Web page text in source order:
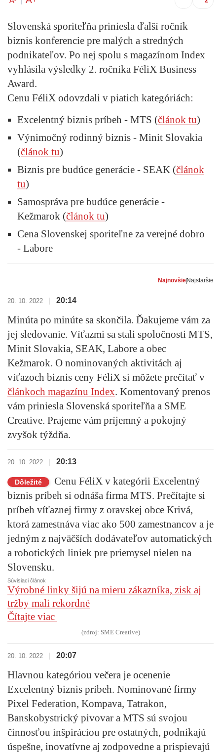
Slovenská sporiteľňa priniesla ďalší ročník
biznis konferencie pre malých a stredných
podnikateľov. Po nej spolu s magazínom Index
vyhlásila výsledky 2. ročníka FéliX Business
Award.
Cenu FéliX odovzdali v piatich kategóriách:
Excelentný biznis príbeh - MTS (článok tu)
Výnimočný rodinný biznis - Minit Slovakia
(článok tu)
Biznis pre budúce generácie - SEAK (článok
tu)
Samospráva pre budúce generácie -
Kežmarok (článok tu)
Cena Slovenskej sporiteľne za verejné dobro
- Labore
Najnovšie Najstaršie
20. 10. 2022 20:14
Minúta po minúte sa skončila. Ďakujeme vám za
jej sledovanie. Víťazmi sa stali spoločnosti MTS,
Minit Slovakia, SEAK, Labore a obec
Kežmarok. O nominovaných aktivitách aj
víťazoch biznis ceny FéliX si môžete prečítať v
článkoch magazínu Index. Komentovaný prenos
vám priniesla Slovenská sporiteľňa a SME
Creative. Prajeme vám príjemný a pokojný
zvyšok týždňa.
20. 10. 2022 20:13
Dôležité
Cenu FéliX v kategórii Excelentný
biznis príbeh si odnáša firma MTS. Prečítajte si
príbeh víťaznej firmy z oravskej obce Krivá,
ktorá zamestnáva viac ako 500 zamestnancov a je
jedným z najväčších dodávateľov automatických
a robotických liniek pre priemysel nielen na
Slovensku.
Súvisiaci článok
Výrobné linky šijú na mieru zákazníka, zisk aj
tržby mali rekordné
Čítajte viac
(zdroj: SME Creative)
20. 10. 2022 20:07
Hlavnou kategóriou večera je ocenenie
Excelentný biznis príbeh. Nominované firmy
Pixel Federation, Kompava, Tatrakon,
Banskobystrický pivovar a MTS sú svojou
činnosťou inšpiráciou pre ostatných, podnikajú
úspešne, inovatívne aj zodpovedne a prispievajú